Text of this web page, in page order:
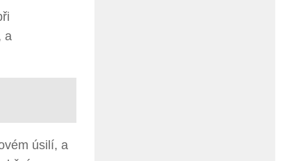
a
úsilí, a